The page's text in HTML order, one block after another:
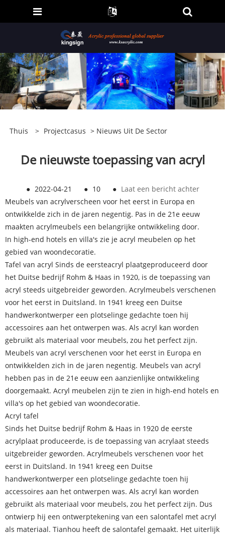
Thuis > Projectcasus > Nieuws Uit De Sector
De nieuwste toepassing van acryl
● 2022-04-21 ● 10 ● Laat een bericht achter
Meubels van acrylverscheen voor het eerst in Europa en
ontwikkelde zich in de jaren negentig. Pas in de 21e eeuw
maakten acrylmeubels een belangrijke ontwikkeling door.
In high-end hotels en villa's zie je acryl meubelen op het
gebied van woondecoratie.
Tafel van acryl Sinds de eersteacryl plaatgeproduceerd door
het Duitse bedrijf Rohm & Haas in 1920, is de toepassing van
acryl steeds uitgebreider geworden. Acrylmeubels verschenen
voor het eerst in Duitsland. In 1941 kreeg een Duitse
handwerkontwerper een plotselinge gedachte toen hij
accessoires aan het ontwerpen was. Als acryl kan worden
gebruikt als materiaal voor meubels, zou het perfect zijn.
Meubels van acryl verschenen voor het eerst in Europa en
ontwikkelden zich in de jaren negentig. Meubels van acryl
hebben pas in de 21e eeuw een aanzienlijke ontwikkeling
doorgemaakt. Acryl meubelen zijn te zien in high-end hotels en
villa's op het gebied van woondecoratie.
Acryl tafel
Sinds het Duitse bedrijf Rohm & Haas in 1920 de eerste
acrylplaat produceerde, is de toepassing van acrylaat steeds
uitgebreider geworden. Acrylmeubels verschenen voor het
eerst in Duitsland. In 1941 kreeg een Duitse
handwerkontwerper een plotselinge gedachte toen hij
accessoires aan het ontwerpen was. Als acryl kan worden
gebruikt als materiaal voor meubels, zou het perfect zijn. Dus
ontwierp hij een ontwerptekening van een salontafel met acryl
als materiaal. Tianhou heeft de salontafel gemaakt. Het uiterlijk